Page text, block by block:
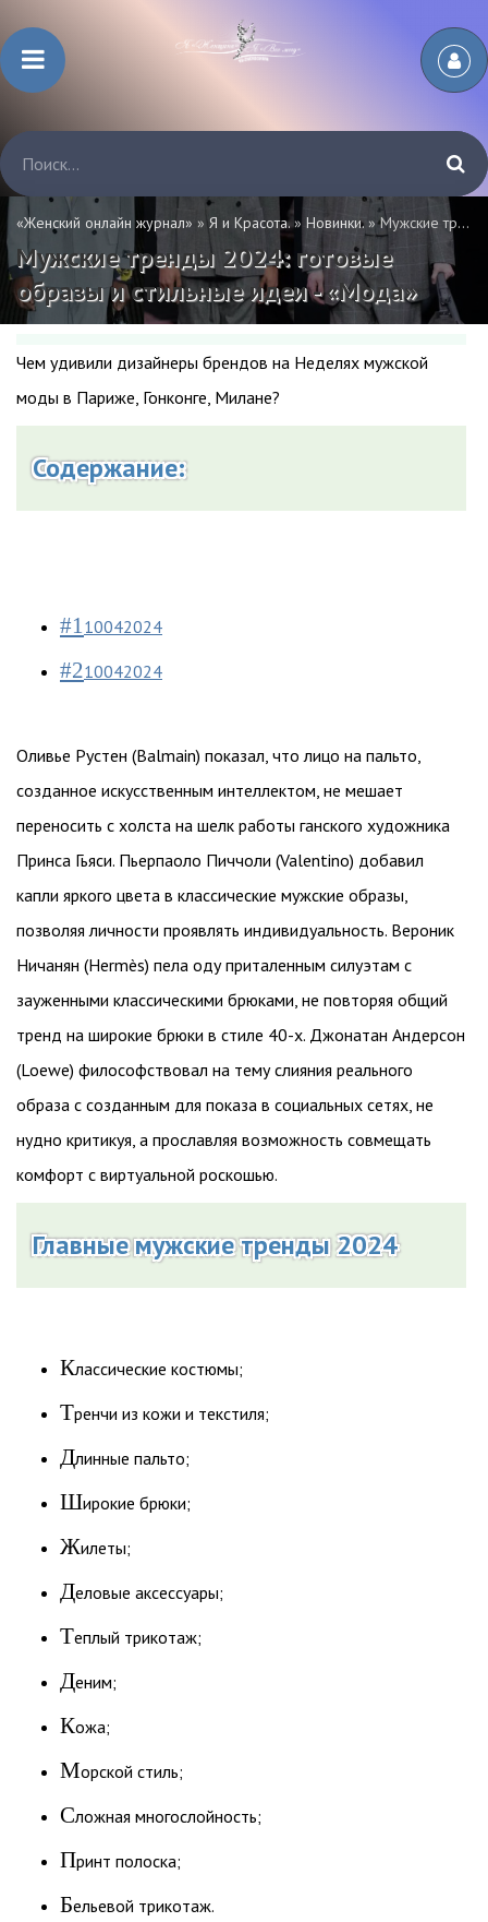
«Женский онлайн журнал» » Я и Красота.» Новинки. » Мужские тренды 2024: готовые образы и стильные идеи - «Мода»
Мужские тренды 2024: готовые
образы и стильные идеи - «Мода»
Чем удивили дизайнеры брендов на Неделях мужской
моды в Париже, Гонконге, Милане?
Содержание:
#1 10042024
#210042024
Оливье Рустен (Balmain) показал, что лицо на пальто,
созданное искусственным интеллектом, не мешает
переносить с холста на шелк работы ганского художника
Принса Гьяси. Пьерпаоло Пиччоли (Valentino) добавил
капли яркого цвета в классические мужские образы,
позволяя личности проявлять индивидуальность. Вероник
Ничанян (Hermès) пела оду приталенным силуэтам с
зауженными классическими брюками, не повторяя общий
тренд на широкие брюки в стиле 40-х. Джонатан Андерсон
(Loewe) философствовал на тему слияния реального
образа с созданным для показа в социальных сетях, не
нудно критикуя, а прославляя возможность совмещать
комфорт с виртуальной роскошью.
Главные мужские тренды 2024
Классические костюмы;
Тренчи из кожи и текстиля;
Длинные пальто;
Широкие брюки;
Жилеты;
Деловые аксессуары;
Теплый трикотаж;
Деним;
Кожа;
Морской стиль;
Сложная многослойность;
Принт полоска;
Бельевой трикотаж.